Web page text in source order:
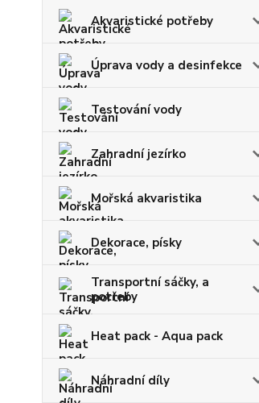
Akvaristické potřeby
Úprava vody a desinfekce
Testování vody
Zahradní jezírko
Mořská akvaristika
Dekorace, písky
Transportní sáčky, a
potřeby
Heat pack - Aqua pack
Náhradní díly